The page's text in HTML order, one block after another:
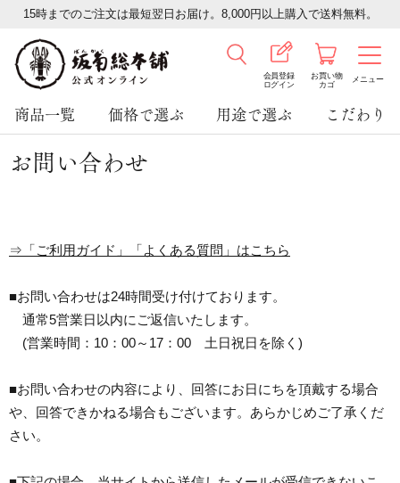
15時までのご注文は最短翌日お届け。8,000円以上購入で送料無料。
会員登録
ログイン
お買い物
カゴ
メニュー
商品一覧 価格で選ぶ 用途で選ぶ こだわり
お問い合わせ
⇒「ご利用ガイド」「よくある質問」はこちら
■お問い合わせは24時間受け付けております。
通常5営業日以内にご返信いたします。
(営業時間：10：00～17：00 土日祝日を除く)
■お問い合わせの内容により、回答にお日にちを頂戴する場合
や、回答できかねる場合もございます。あらかじめご了承くだ
さい。